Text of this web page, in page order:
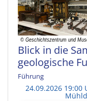
Blick in die
geologische
Führung
24.09.2026 19:00